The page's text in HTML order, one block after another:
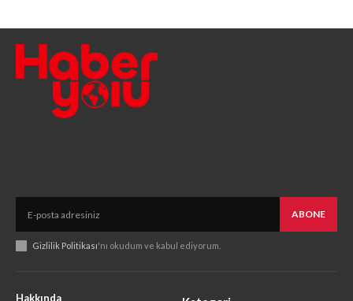
ABONE
Gizlilik Politikası'nı okudum ve kabul ediyorum.
Hakkında